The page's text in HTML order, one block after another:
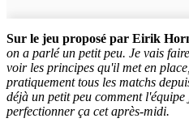
Sur le jeu proposé par Eirik
on a parlé un petit peu. Je vais
voir les principes qu'il met en
pratiquement tous les matchs
déjà un petit peu comment
perfectionner ça cet après-midi.